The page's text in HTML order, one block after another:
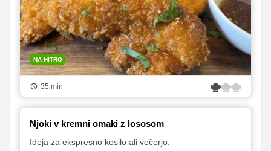
NA HITRO
35 min
Njoki v kremni omaki z lososom
Ideja za ekspresno kosilo ali večerjo.